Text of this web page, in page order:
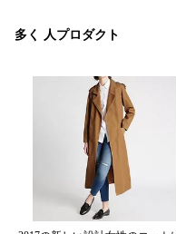
多く 人プロダクト